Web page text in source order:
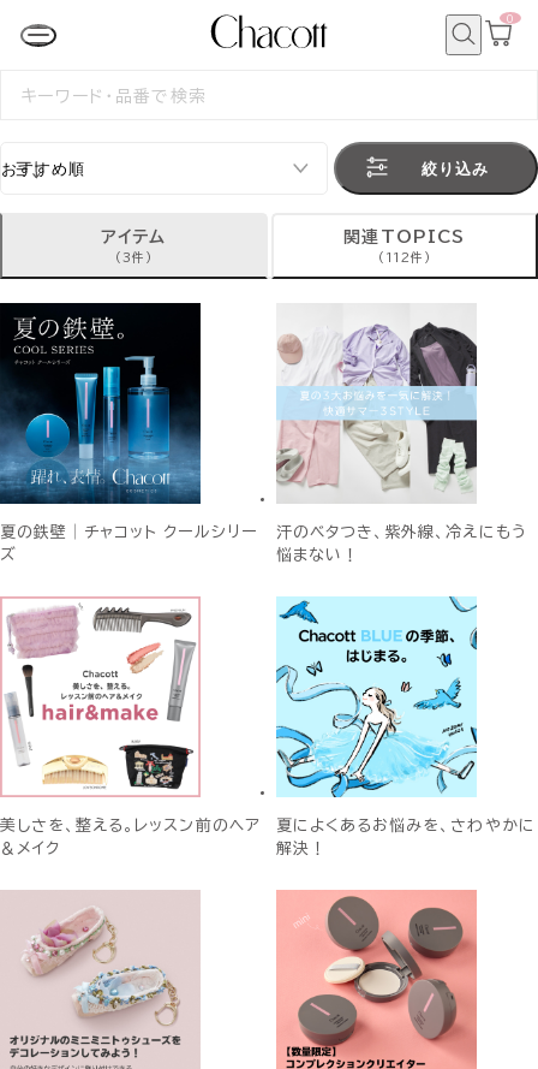
カ
0
検
絞り込み
アイテム
(3件)
関連TOPICS
(112件)
夏の鉄壁│チャコット クールシリー
ズ
汗のベタつき、紫外線、冷えにもう
悩まない！
美しさを、整える。レッスン前のヘア
＆メイク
夏によくあるお悩みを、さわやかに
解決！